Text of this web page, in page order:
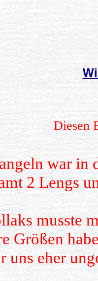
Diesen
war in
2 Lengs
musste
Größen
uns eher